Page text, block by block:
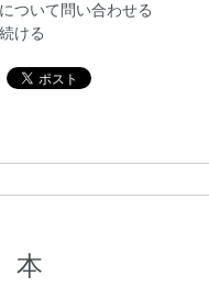
ついて問い合わせる
ける
本